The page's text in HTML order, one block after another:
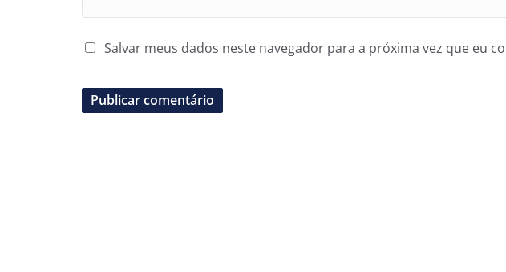
Salvar meus dados neste navegador para a próxima vez que eu